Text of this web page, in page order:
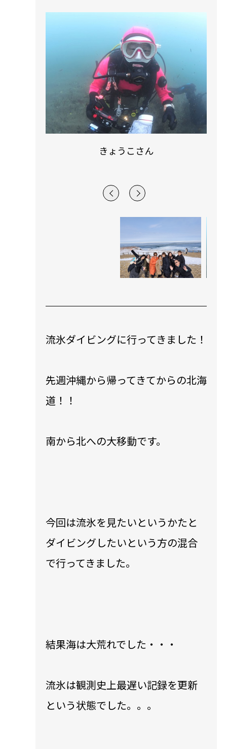
きょうこさん
流氷ダイビングに行ってきました！
先週沖縄から帰ってきてからの北海
道！！
南から北への大移動です。
今回は流氷を見たいというかたと
ダイビングしたいという方の混合
で行ってきました。
結果海は大荒れでした・・・
流氷は観測史上最遅い記録を更新
という状態でした。。。